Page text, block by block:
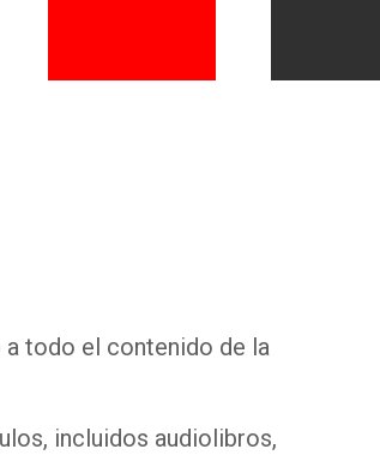
todo el contenido de la
incluidos audiolibros,